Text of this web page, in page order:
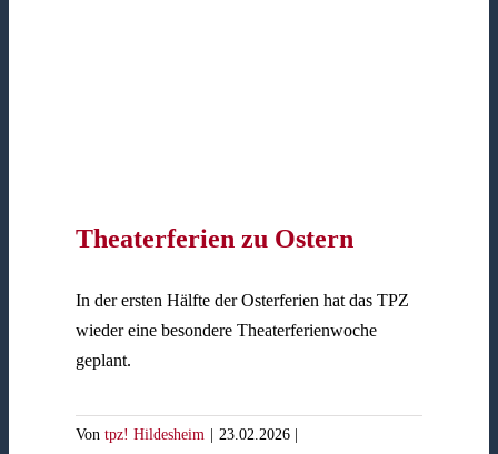
Theaterferien zu Ostern
In der ersten Hälfte der Osterferien hat das TPZ
wieder eine besondere Theaterferienwoche
geplant.
Von tpz! Hildesheim | 23.02.2026 |